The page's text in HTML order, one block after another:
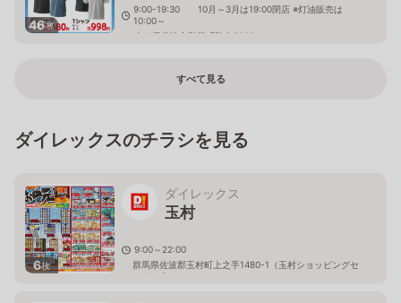
46枚
9:00-19:30 10月～3月は19:00閉店 ※灯油販売は
10:00～
山口県美祢市秋芳町秋吉5262
すべて見る
ダイレックスのチラシを見る
6枚
ダイレックス
玉村
9:00～22:00
群馬県佐波郡玉村町上之手1480-1（玉村ショッピングセ
ンター内）